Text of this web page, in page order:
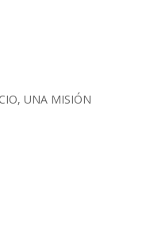
UNA MISIÓN